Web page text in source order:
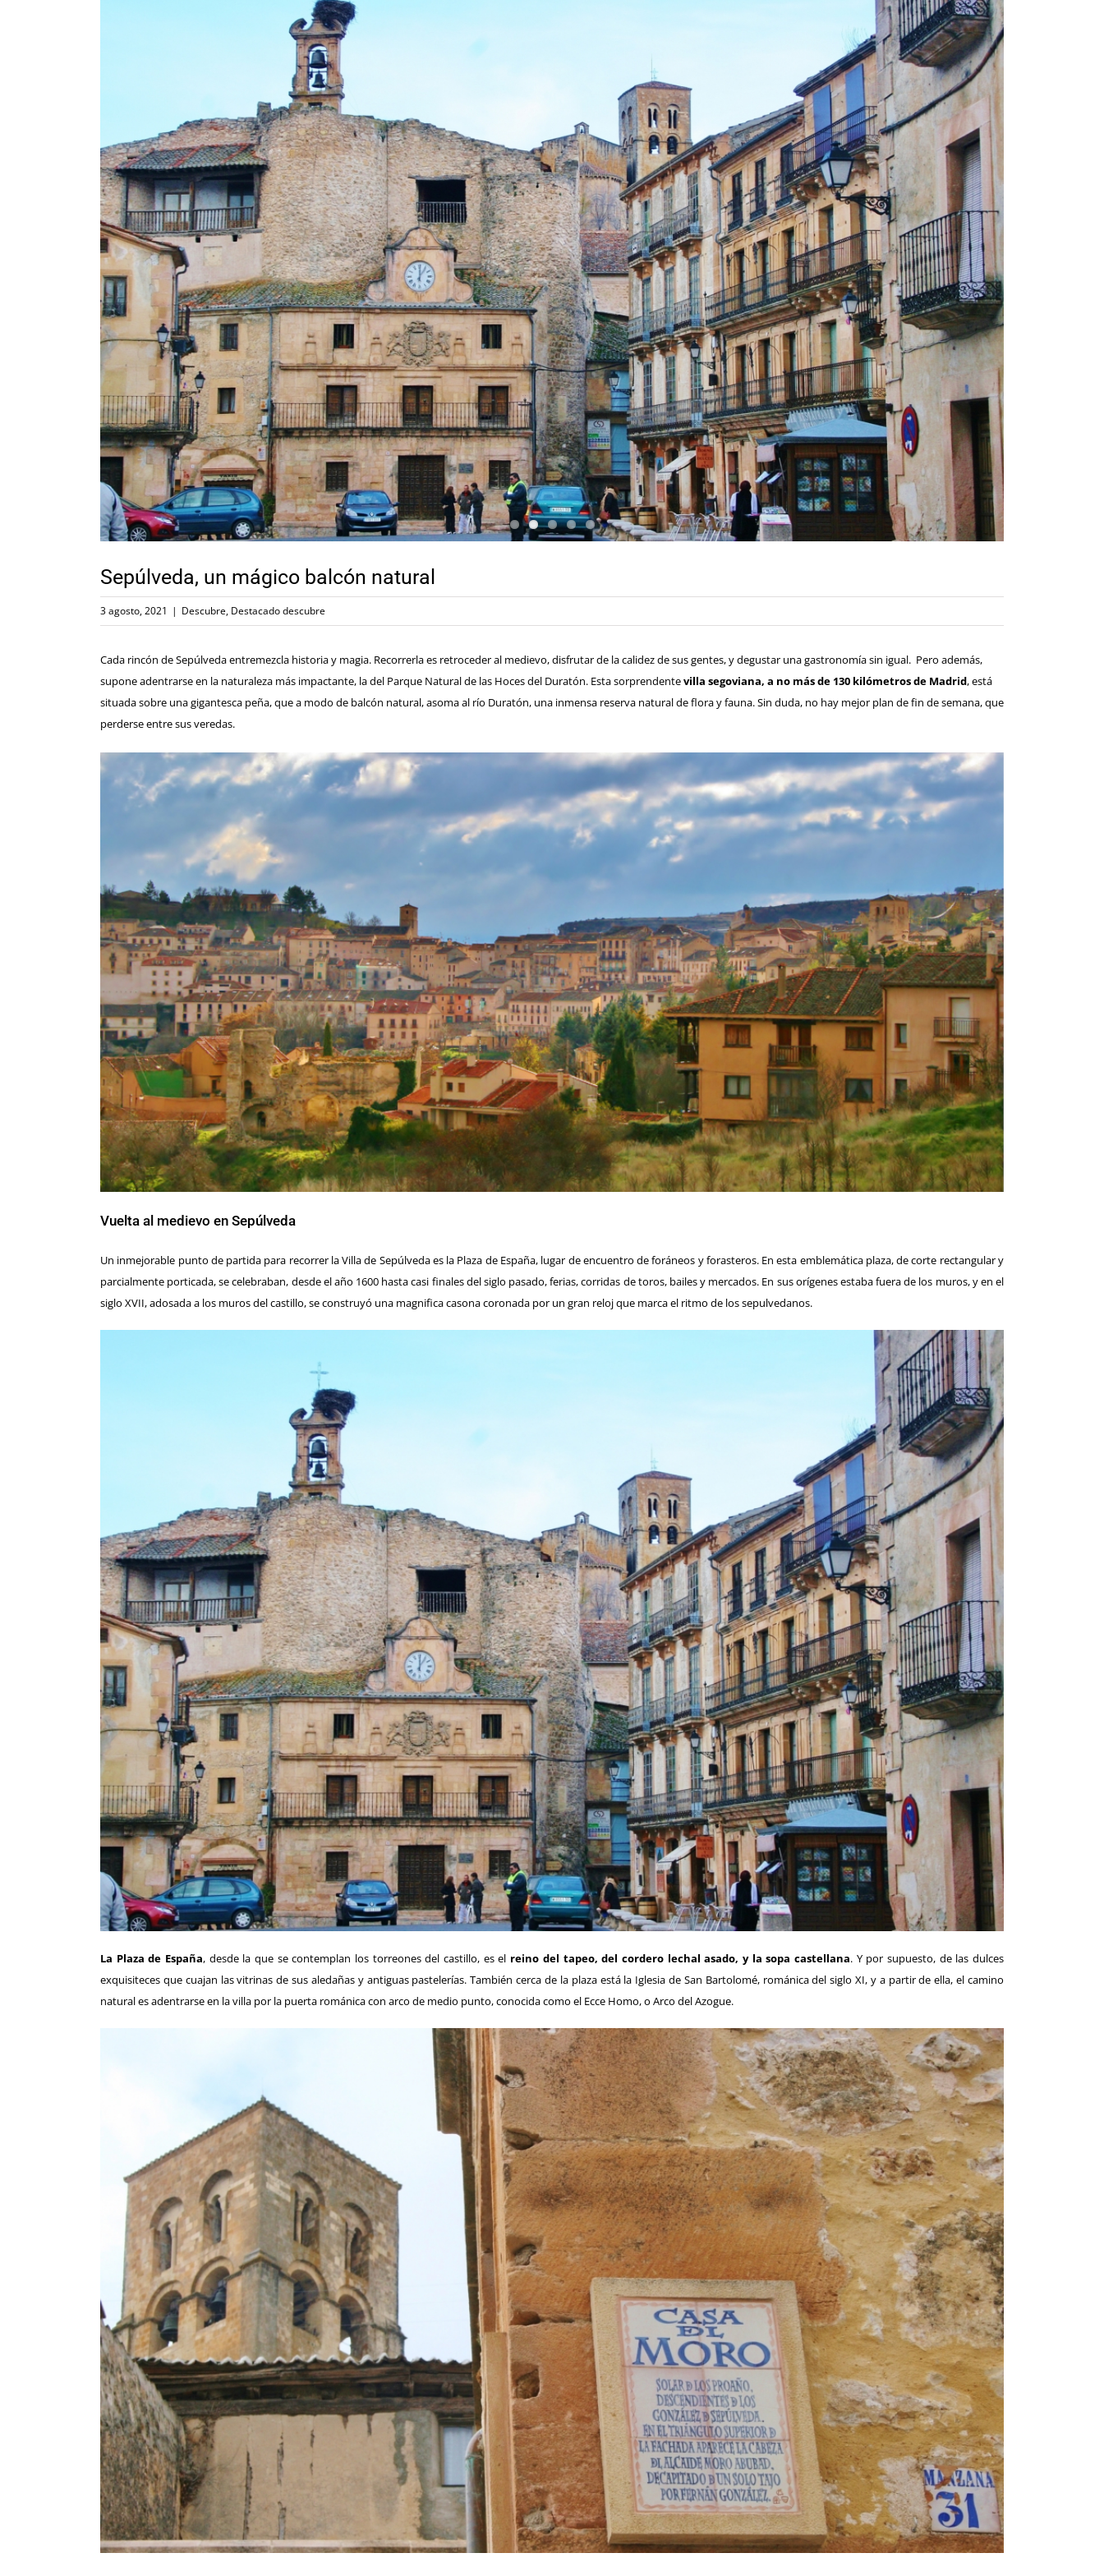
Sepúlveda, un mágico balcón natural
3 agosto, 2021 | Descubre, Destacado descubre
Cada rincón de Sepúlveda entremezcla historia y magia. Recorrerla es retroceder al medievo, disfrutar de la calidez de sus gentes, y degustar una gastronomía sin igual. Pero además,
supone adentrarse en la naturaleza más impactante, la del Parque Natural de las Hoces del Duratón. Esta sorprendentevilla segoviana, a no más de 130 kilómetros de Madrid, está
situada sobre una gigantesca peña, que a modo de balcón natural, asoma al río Duratón, una inmensa reserva natural de flora y fauna. Sin duda, no hay mejor plan de fin de semana, que
perderse entre sus veredas.
Vuelta al medievo en Sepúlveda
Un inmejorable punto de partida para recorrer la Villa de Sepúlveda es la Plaza de España, lugar de encuentro de foráneos y forasteros. En esta emblemática plaza, de corte rectangular y
parcialmente porticada, se celebraban, desde el año 1600 hasta casi finales del siglo pasado, ferias, corridas de toros, bailes y mercados. En sus orígenes estaba fuera de los muros, y en el
siglo XVII, adosada a los muros del castillo, se construyó una magnifica casona coronada por un gran reloj que marca el ritmo de los sepulvedanos.
La Plaza de España, desde la que se contemplan los torreones del castillo, es el reino del tapeo, del cordero lechal asado, y la sopa castellana. Y por supuesto, de las dulces
exquisiteces que cuajan las vitrinas de sus aledañas y antiguas pastelerías. También cerca de la plaza está la Iglesia de San Bartolomé, románica del siglo XI, y a partir de ella, el camino
natural es adentrarse en la villa por la puerta románica con arco de medio punto, conocida como el Ecce Homo, o Arco del Azogue.